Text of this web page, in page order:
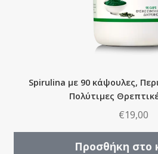
Spirulina με 90 κάψουλες,
Πολύτιμες
€19,00
Προσθήκη στο